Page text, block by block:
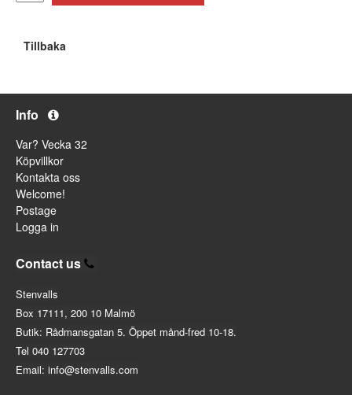
Tillbaka
Info
Var? Vecka 32
Köpvillkor
Kontakta oss
Welcome!
Postage
Logga in
Contact us
Stenvalls
Box 17111, 200 10 Malmö
Butik: Rådmansgatan 5. Öppet månd-fred 10-18.
Tel 040 127703
Email: info@stenvalls.com